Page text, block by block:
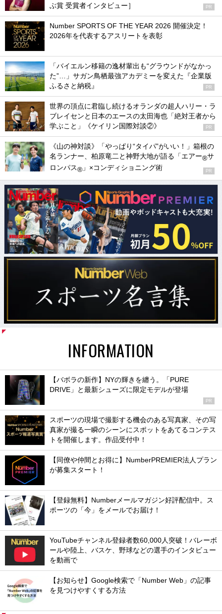
ぶ賞 受賞者インタビュー］
PR
Number SPORTS OF THE YEAR 2026 開催決定！
2026年を代表するアスリートを表彰
「バイエルン移籍の逸材輩出も“グラウンドがなかっ
た”…」サガン鳥栖最強アカデミーを変えた『企業版
ふるさと納税』
PR
世界の頂点に君臨し続けるオランダの超人ハリー・ラ
ブレイセンと日本のエースの太田海也「絶対王者から
学ぶこと」《ケイリン国際対談②》
PR
《山の神対談》「やっぱり“タイパ”がいい！」箱根の
名ランナー、柏原竜二と神野大地が語る「エアー®サ
ロンパス® 」×コンディショニング術 PR
INFORMATION
【バボラの新作】NYの輝きを纏う。「PURE
DRIVE」と最新シューズに限定モデルが登場
PR
スポーツの現場で撮影する機会のある写真家、その写
真家が撮る一瞬のシーンにスポットをあてるコンテス
トを開催します。作品受付中！
【同僚や仲間とお得に】NumberPREMIER法人プラン
が募集スタート！
【登録無料】Numberメールマガジン好評配信中。ス
ポーツの「今」をメールでお届け！
YouTubeチャンネル登録者数60,000人突破！バレーボ
ールや陸上、バスケ、野球などの選手のインタビュー
を動画で
【お知らせ】Google検索で「Number Web」の記事
を見つけやすくする方法